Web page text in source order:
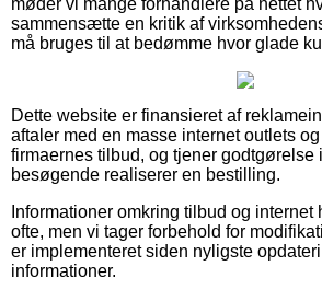
sammensætte en kritik af
må bruges til at bedømme hvor glade
Dette website er finansieret af
aftaler med en masse internet outlets
firmaernes tilbud, og tjener godtgørelse
besøgende realiserer en bestilling.
Informationer omkring tilbud og
ofte, men vi tager forbehold for
er implementeret siden nyligste
informationer.